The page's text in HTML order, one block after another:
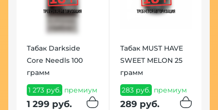
Табак Darkside
Core Needls 100
грамм
1 273 руб. премиум
1 299 руб.
Табак MUST HAVE
SWEET MELON 25
грамм
283 руб. премиум
289 руб.